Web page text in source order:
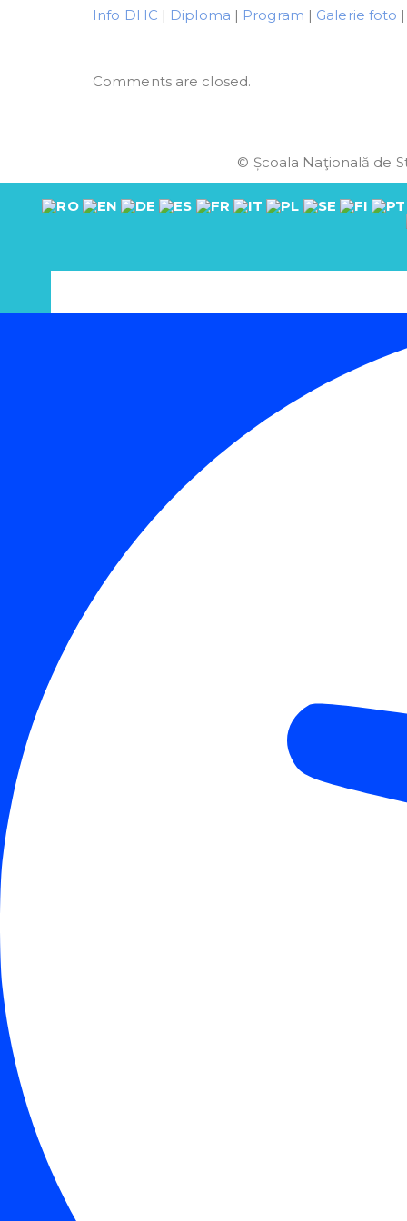
Info DHC | Diploma | Program | Galerie foto |
Comments are closed.
© Școala Naţională de